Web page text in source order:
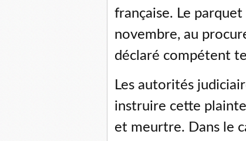
française. Le
novembre, au
déclaré compétent
Les autorités
instruire cette
et meurtre. Dans le